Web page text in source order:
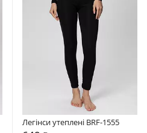
Легінси утеплені BRF-1555